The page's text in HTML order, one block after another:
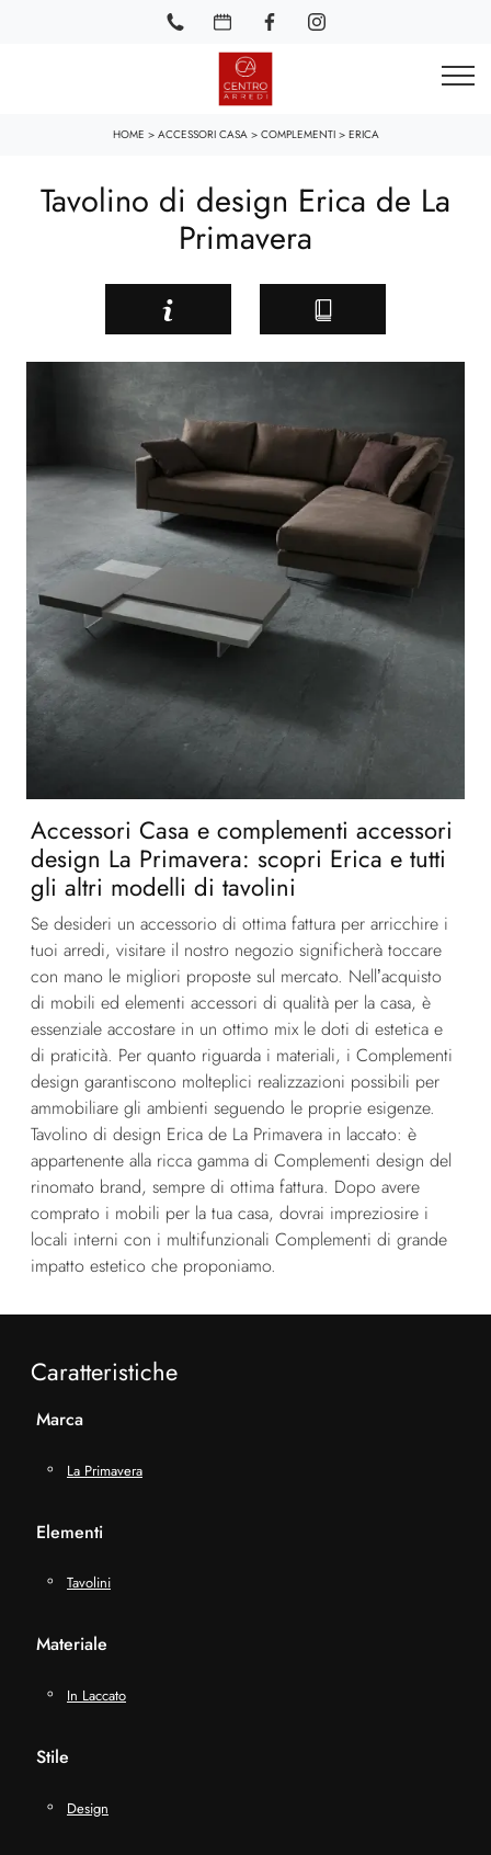
HOME > ACCESSORI CASA> COMPLEMENTI > ERICA
Tavolino di design Erica de La
Primavera
Accessori Casa e complementi accessori
design La Primavera: scopri Erica e tutti
gli altri modelli di tavolini
Se desideri un accessorio di ottima fattura per arricchire i
tuoi arredi, visitare il nostro negozio significherà toccare
con mano le migliori proposte sul mercato. Nell’acquisto
di mobili ed elementi accessori di qualità per la casa, è
essenziale accostare in un ottimo mix le doti di estetica e
di praticità. Per quanto riguarda i materiali, i Complementi
design garantiscono molteplici realizzazioni possibili per
ammobiliare gli ambienti seguendo le proprie esigenze.
Tavolino di design Erica de La Primavera in laccato: è
appartenente alla ricca gamma di Complementi design del
rinomato brand, sempre di ottima fattura. Dopo avere
comprato i mobili per la tua casa, dovrai impreziosire i
locali interni con i multifunzionali Complementi di grande
impatto estetico che proponiamo.
Caratteristiche
Marca
La Primavera
Elementi
Tavolini
Materiale
In Laccato
Stile
Design